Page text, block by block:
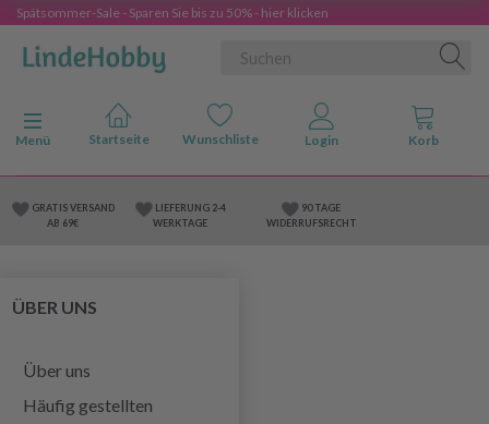
Spätsommer-Sale - Sparen Sie bis zu 50% - hier klicken
Anzeige ändern
Menü
GRATIS VERSAND
AB 69€
LIEFERUNG 2-4
WERKTAGE
90 TAGE
WIDERRUFSRECHT
ÜBER UNS
Über uns
Häufig gestellten